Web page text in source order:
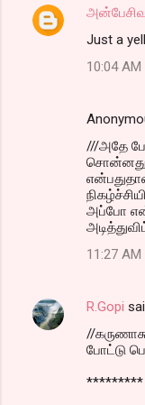
Just a
10:04 AM
///அதே
சொன்னது
அப்போ என்
11:27 AM
R.Gopi
//
போட்டு
*********